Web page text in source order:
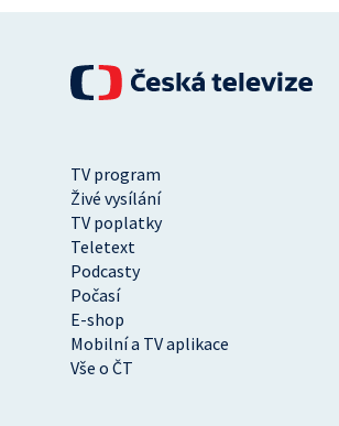
TV program
Živé vysílání
TV poplatky
Teletext
Podcasty
Počasí
E-shop
Mobilní a TV aplikace
Vše o ČT